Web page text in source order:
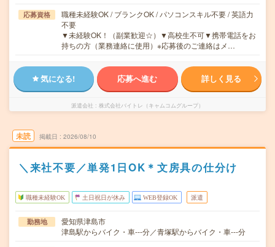
応募資格
職種未経験OK / ブランクOK / パソコンスキル不要 / 英語力
不要
▼未経験OK！（副業歓迎☆）▼高校生不可▼携帯電話をお
持ちの方（業務連絡に使用）※応募後のご連絡はメ…
気になる! 応募へ進む 詳しく見る
派遣会社 株式会社バイトレ（キャムコムグループ）
未読 掲載日 2026/08/10
＼来社不要／単発1日OK＊文房具の仕分け
職種未経験OK 土日祝日が休み WEB登録OK 派遣
勤務地
愛知県津島市
津島駅からバイク・車---分／青塚駅からバイク・車---分